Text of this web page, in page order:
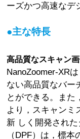
ーズかつ高速なデ
●主な特長
高品質なスキャン
NanoZoomer-XR
ない高品質なバー
とができる。また
より，スキャンミ
新 しく開発され
（DPF）は，標